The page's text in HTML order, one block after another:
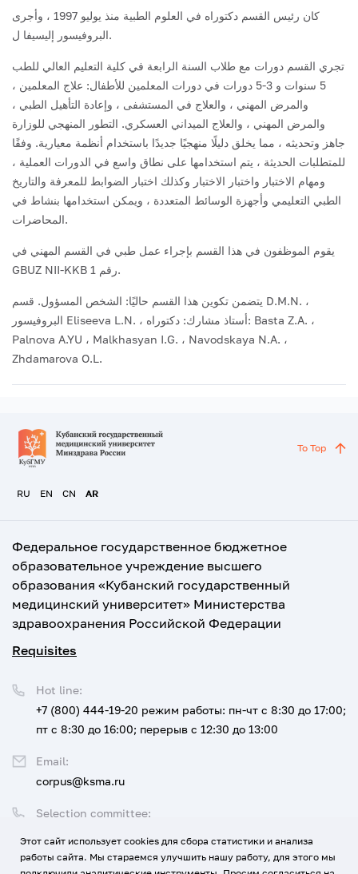
كان رئيس القسم دكتوراه في العلوم الطبية منذ يوليو 1997 ، وأجرى
البروفيسور إليسيفا ل.
تجري القسم دورات مع طلاب السنة الرابعة في كلية التعليم العالي للطب
5 سنوات و 3-5 دورات في دورات المعلمين للأطفال: علاج المعلمين ،
والمرض المهني ، والعلاج في المستشفى ، وإعادة التأهيل الطبي ،
والمرض المهني ، والعلاج الميداني العسكري. التطور المنهجي للوزارة
جاهز وتحديثه ، مما يخلق دليلًا منهجيًا جديدًا باستخدام أنظمة معيارية. وفقًا
للمتطلبات الحديثة ، يتم استخدامها على نطاق واسع في الدورات العملية ،
ومهام الاختبار واختبار الاختبار وكذلك اختبار الضوابط للمعرفة والتاريخ
الطبي التعليمي وأجهزة الوسائط المتعددة ، ويمكن استخدامها بنشاط في
المحاضرات.
يقوم الموظفون في هذا القسم بإجراء عمل طبي في القسم المهني في
GBUZ NII-KKB رقم 1.
يتضمن تكوين هذا القسم حاليًا: الشخص المسؤول. قسم D.M.N. ،
البروفيسور Eliseeva L.N. ، أستاذ مشارك: دكتوراه: Basta Z.A. ،
Palnova A.YU ، Malkhasyan I.G. ، Navodskaya N.A. ،
Zhdamarova O.L.
RU EN CN AR
To Top
Федеральное государственное бюджетное
образовательное учреждение высшего
образования «Кубанский государственный
медицинский университет» Министерства
здравоохранения Российской Федерации
Requisites
Legal address:
Selection committee:
Hot line:
+7 (800) 444-19-20 режим работы: пн-чт с 8:30 до 17:00;
пт с 8:30 до 16:00; перерыв с 12:30 до 13:00
Email:
corpus@ksma.ru
Этот сайт использует cookies для сбора статистики и анализа
работы сайта. Мы стараемся улучшить нашу работу, для этого мы